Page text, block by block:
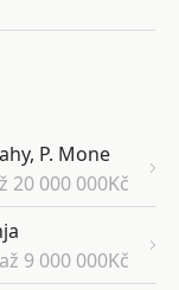
P. Mone
20 000 000Kč
9 000 000Kč